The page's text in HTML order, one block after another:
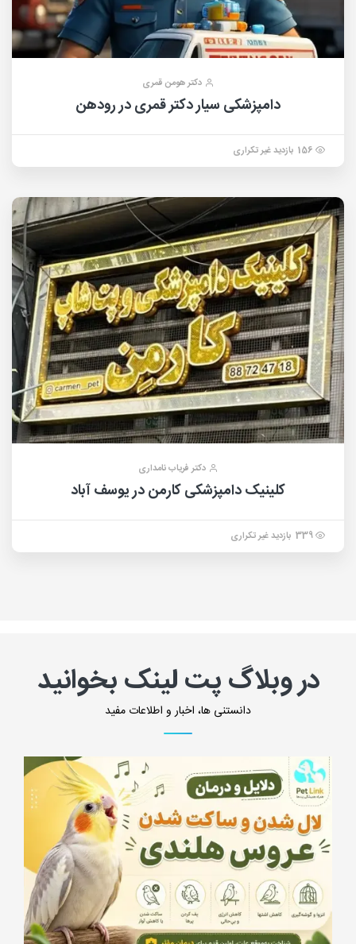
دکتر هومن قمری
دامپزشکی سیار دکتر‌ قمری در رودهن
156 بازدید غیر تکراری
دکتر فریاب نامداری
کلینیک دامپزشکی کارمن در یوسف آباد
339 بازدید غیر تکراری
در وبلاگ پت لینک بخوانید
دانستنی ها، اخبار و اطلاعات مفید